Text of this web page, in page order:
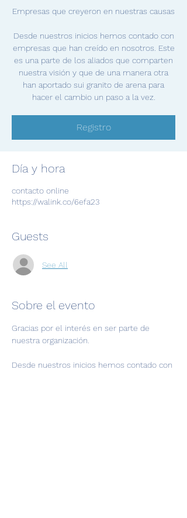
Empresas que creyeron en nuestras causas
Desde nuestros inicios hemos contado con
empresas que han creído en nosotros. Este
es una parte de los aliados que comparten
nuestra visión y que de una manera otra
han aportado sui granito de arena para
hacer el cambio un paso a la vez.
Registro
Día y hora
contacto online
https://walink.co/6efa23
Guests
See All
Sobre el evento
Gracias por el interés en ser parte de
nuestra organización.
Desde nuestros inicios hemos contado con